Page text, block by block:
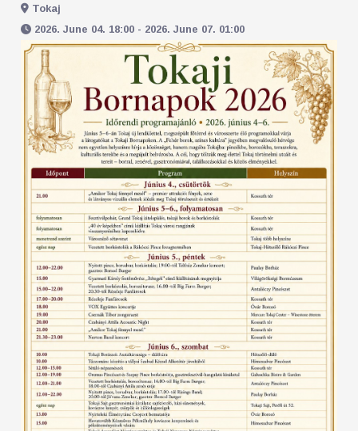
Tokaj
2026. June 04. 18:00 - 2026. June 07. 01:00